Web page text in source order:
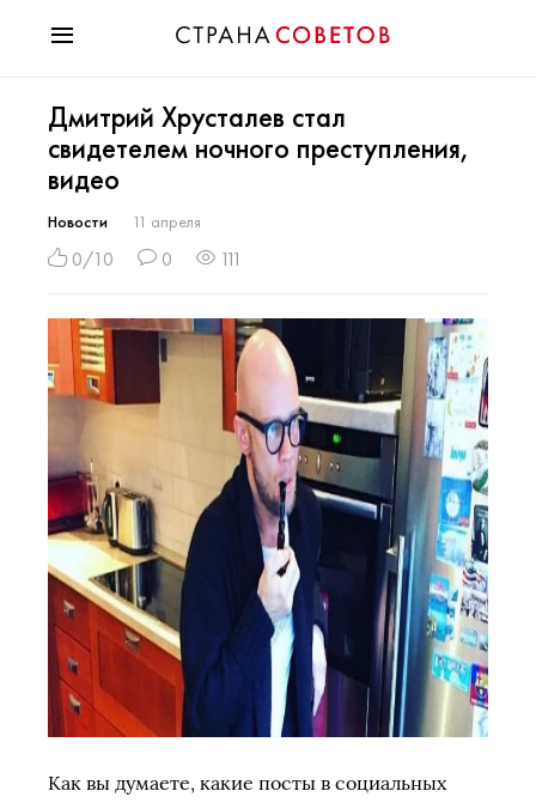
Мода
Звезды
Гороскопы
Здоровье
Психология
Разное
Праздники
Дмитрий Хрусталев стал
свидетелем ночного преступления,
видео
Новости 11 апреля
0/10 0 111
Как вы думаете, какие посты в социальных